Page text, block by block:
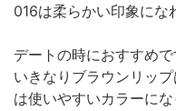
016は柔らかい印象にな
デートの時におすすめ
いきなりブラウンリッ
は使いやすいカラーにな